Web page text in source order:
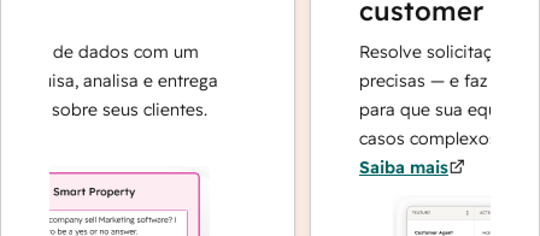
de dados com um
analisa e entrega
sobre seus clientes.
customer agent
Resolve solicitações com
precisas — e faz a
para que sua equipe
casos complexos e na
Saiba mais